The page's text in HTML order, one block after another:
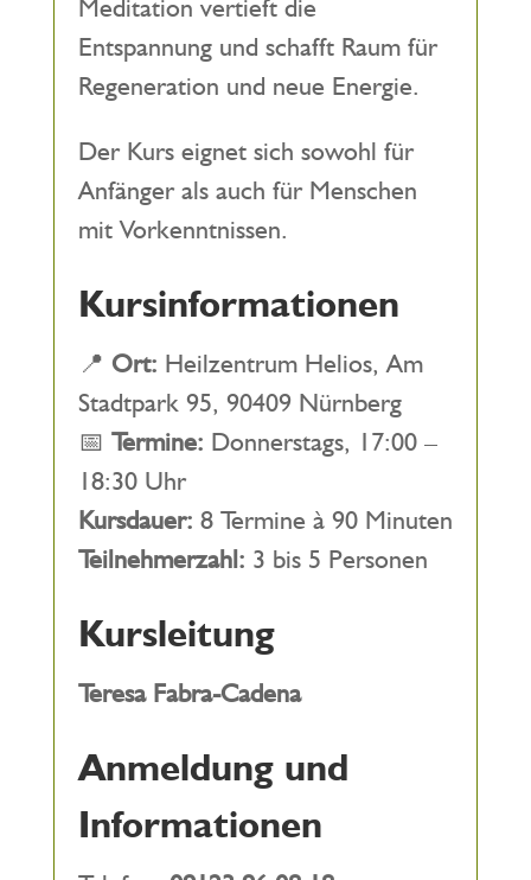
Meditation vertieft die
Entspannung und schafft Raum für
Regeneration und neue Energie.
Der Kurs eignet sich sowohl für
Anfänger als auch für Menschen
mit Vorkenntnissen.
Kursinformationen
📍 Ort: Heilzentrum Helios, Am
Stadtpark 95, 90409 Nürnberg
📅 Termine: Donnerstags, 17:00 –
18:30 Uhr
Kursdauer: 8 Termine à 90 Minuten
Teilnehmerzahl: 3 bis 5 Personen
Kursleitung
Teresa Fabra-Cadena
Anmeldung und
Informationen